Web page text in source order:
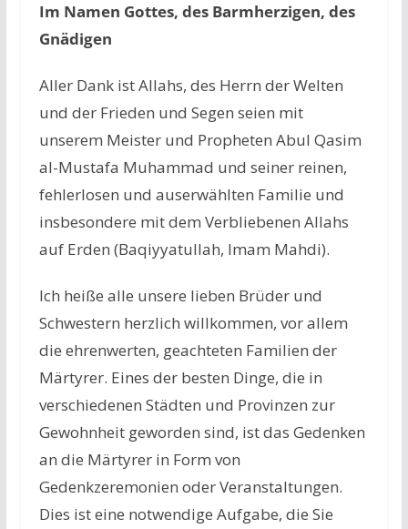
Im Namen Gottes, des Barmherzigen, des
Gnädigen
Aller Dank ist Allahs, des Herrn der Welten
und der Frieden und Segen seien mit
unserem Meister und Propheten Abul Qasim
al-Mustafa Muhammad und seiner reinen,
fehlerlosen und auserwählten Familie und
insbesondere mit dem Verbliebenen Allahs
auf Erden (Baqiyyatullah, Imam Mahdi).
Ich heiße alle unsere lieben Brüder und
Schwestern herzlich willkommen, vor allem
die ehrenwerten, geachteten Familien der
Märtyrer. Eines der besten Dinge, die in
verschiedenen Städten und Provinzen zur
Gewohnheit geworden sind, ist das Gedenken
an die Märtyrer in Form von
Gedenkzeremonien oder Veranstaltungen.
Dies ist eine notwendige Aufgabe, die Sie